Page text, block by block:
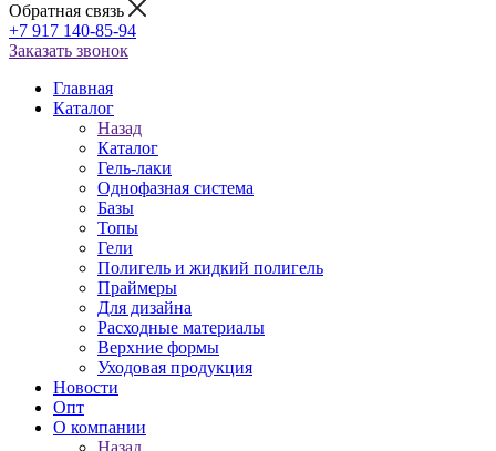
Обратная связь
+7 917 140-85-94
Заказать звонок
Главная
Каталог
Назад
Каталог
Гель-лаки
Однофазная система
Базы
Топы
Гели
Полигель и жидкий полигель
Праймеры
Для дизайна
Расходные материалы
Верхние формы
Уходовая продукция
Новости
Опт
О компании
Назад